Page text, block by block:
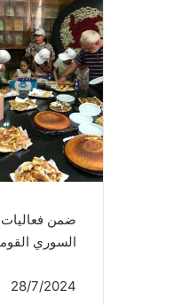
ضمن فعاليات
السوري
28/7/2024